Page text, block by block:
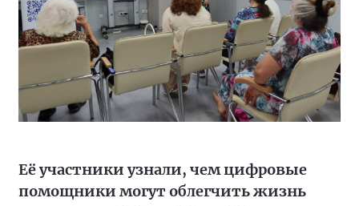
Её участники узнали, чем цифровые
помощники могут облегчить жизнь